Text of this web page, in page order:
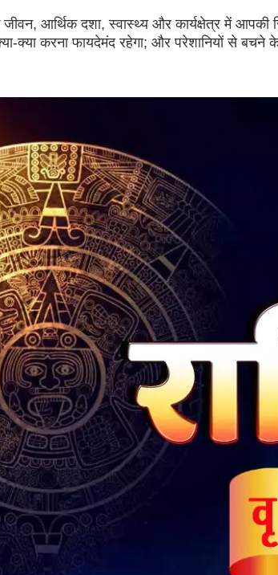
आर्थिक दशा, स्वास्थ्य और कार्यक्षेत्र में आपकी
क्या करना फायदेमंद रहेगा; और परेशानियों से बचने